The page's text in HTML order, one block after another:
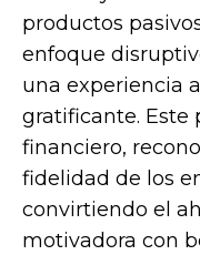
productos
enfoque
una experiencia
gratificante. Este
financiero,
fidelidad de los
convirtiendo el
motivadora con